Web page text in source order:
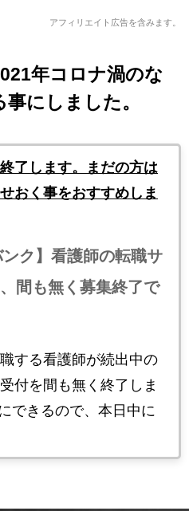
アフィリエイト広告を含みます。
年コロナ渦のな
にしました。
了します。まだの方は
おく事をおすすめしま
ンク】看護師の転職サ
間も無く募集終了で
する看護師が続出中の
付を間も無く終了しま
できるので、本日中に